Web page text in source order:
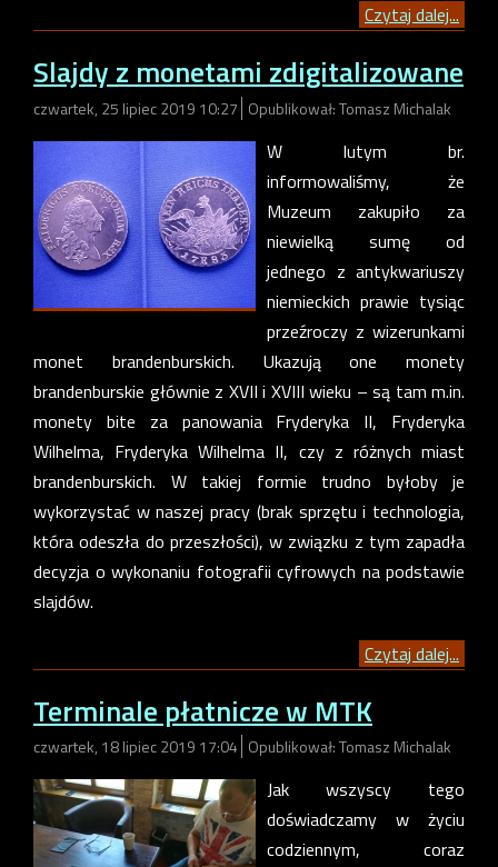
Czytaj dalej...
Slajdy z monetami zdigitalizowane
czwartek, 25 lipiec 2019 10:27 Opublikował: Tomasz Michalak
W lutym br.
informowaliśmy, że
Muzeum zakupiło za
niewielką sumę od
jednego z antykwariuszy
niemieckich prawie tysiąc
przeźroczy z wizerunkami
monet brandenburskich. Ukazują one monety
brandenburskie głównie z XVII i XVIII wieku – są tam m.in.
monety bite za panowania Fryderyka II, Fryderyka
Wilhelma, Fryderyka Wilhelma II, czy z różnych miast
brandenburskich. W takiej formie trudno byłoby je
wykorzystać w naszej pracy (brak sprzętu i technologia,
która odeszła do przeszłości), w związku z tym zapadła
decyzja o wykonaniu fotografii cyfrowych na podstawie
slajdów.
Czytaj dalej...
Terminale płatnicze w MTK
czwartek, 18 lipiec 2019 17:04 Opublikował: Tomasz Michalak
Jak wszyscy tego
doświadczamy w życiu
codziennym, coraz